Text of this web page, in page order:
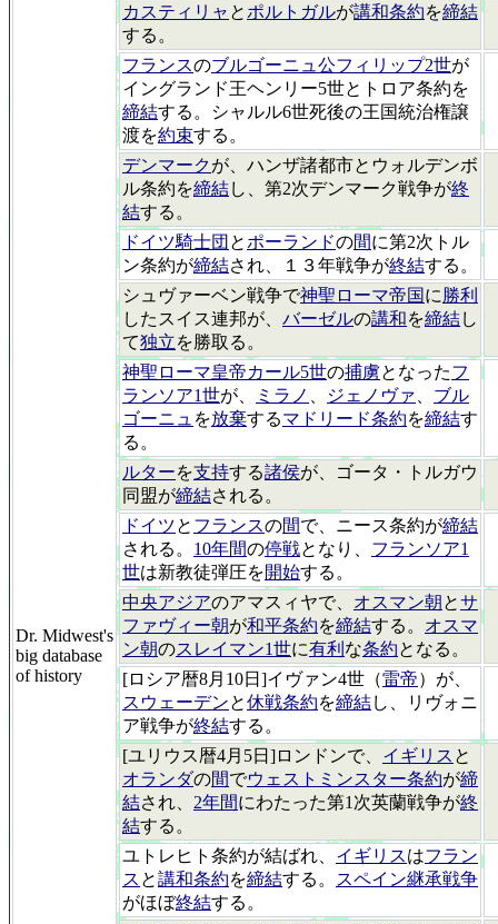
Dr. Midwest's
big database
of history
カスティリャ と ポルトガルが講和条約を締結
する。
フランスのブルゴーニュ公フィリップ2世が
イングランド王ヘンリー5世とトロア条約を
締結する。シャルル6世死後の王国統治権譲
渡を約束する。
デンマークが、ハンザ諸都市とウォルデンボ
ル条約を締結し、第2次デンマーク戦争が終
結する。
ドイツ騎士団 と ポーランドの間に第2次トル
ン条約が締結され、１３年戦争が終結する。
シュヴァーベン戦争で神聖ローマ帝国 に勝利
したスイス連邦が、 バーゼルの講和を締結し
て独立を勝取る。
神聖ローマ皇帝カール5世の捕虜となったフ
ランソア1世が、 ミラノ ジェノヴァ
ブル
ゴーニュ を放棄するマドリード条約を締結す
る。
ルターを支持する諸侯が、ゴータ・トルガウ
同盟が締結される。
ドイツと フランスの間で、ニース条約が締結
される。 10年間の停戦となり、 フランソア1
世は新教徒弾圧を開始する。
中央アジアのアマスィヤで、 オスマン朝とサ
ファヴィー朝が和平条約を締結する。 オスマ
ン朝のスレイマン1世に有利 な条約となる。
[ロシア暦8月10日]イヴァン4世（雷帝）が、
スウェーデンと休戦条約を締結し、リヴォニ
ア戦争が終結する。
[ユリウス暦4月5日]ロンドンで、 イギリス と
オランダの間でウェストミンスター条約が締
結され、 2年間にわたった第1次英蘭戦争が終
結する。
ユトレヒト条約が結ばれ、 イギリスはフラン
ス と講和条約を締結する。
スペイン継承戦争
がほぼ終結する。